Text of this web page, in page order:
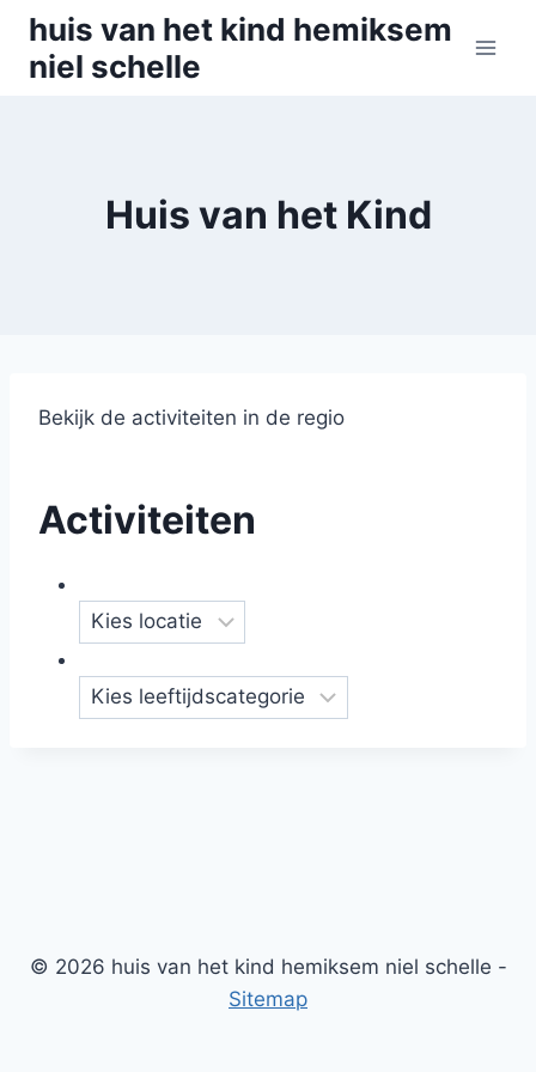
Skip
content
huis van het kind hemiksem
niel schelle
Huis van het Kind
Bekijk de activiteiten in de regio
Activiteiten
© 2026 huis van het kind hemiksem niel schelle -
Sitemap